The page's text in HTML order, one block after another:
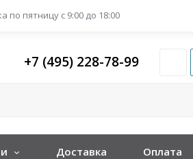
по пятницу с 9:00 до 18:00
+7 (495) 228-78-99
Доставка Оплата